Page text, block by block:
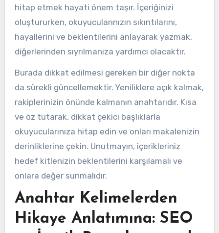
hitap etmek hayati önem taşır. İçeriğinizi
oluştururken, okuyucularınızın sıkıntılarını,
hayallerini ve beklentilerini anlayarak yazmak,
diğerlerinden sıyrılmanıza yardımcı olacaktır.
Burada dikkat edilmesi gereken bir diğer nokta
da sürekli güncellemektir. Yeniliklere açık kalmak,
rakiplerinizin önünde kalmanın anahtarıdır. Kısa
ve öz tutarak, dikkat çekici başlıklarla
okuyucularınıza hitap edin ve onları makalenizin
derinliklerine çekin. Unutmayın, içerikleriniz
hedef kitlenizin beklentilerini karşılamalı ve
onlara değer sunmalıdır.
Anahtar Kelimelerden
Hikaye Anlatımına: SEO